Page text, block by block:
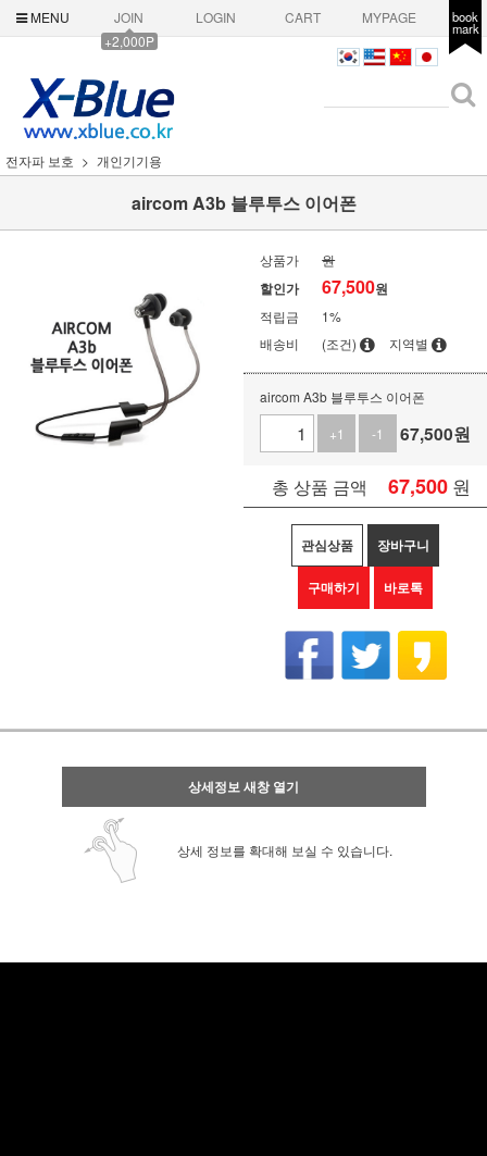
MENU
JOIN
+2,000P
LOGIN CART MYPAGE book
mark
전자파 보호 개인기기용
aircom A3b 블루투스 이어폰
상품가 원
할인가 67,500원
적립금
1%
배송비
(조건) 지역별
aircom A3b 블루투스 이어폰
+1
-1 67,500원
총 상품 금액 67,500 원
관심상품 장바구니
구매하기 바로톡
상세정보 새창 열기
상세 정보를 확대해 보실 수 있습니다.